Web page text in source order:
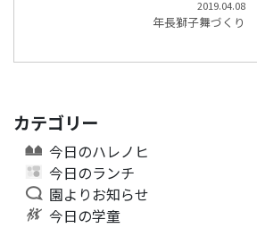
2019.04.08
年長獅子舞づくり
カテゴリー
今日のハレノヒ
今日のランチ
園よりお知らせ
今日の学童